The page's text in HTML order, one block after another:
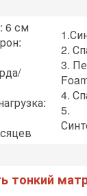
6 см
2.
3.
4.
5.
тонкий